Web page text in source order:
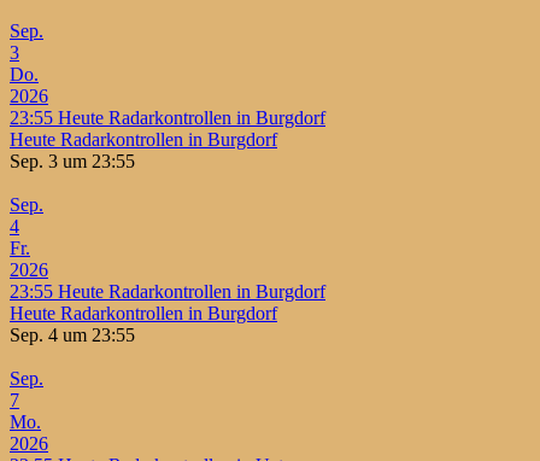
Sep.
3
Do.
2026
23:55 Heute Radarkontrollen in Burgdorf
Heute Radarkontrollen in Burgdorf
Sep. 3 um 23:55
Sep.
4
Fr.
2026
23:55 Heute Radarkontrollen in Burgdorf
Heute Radarkontrollen in Burgdorf
Sep. 4 um 23:55
Sep.
7
Mo.
2026